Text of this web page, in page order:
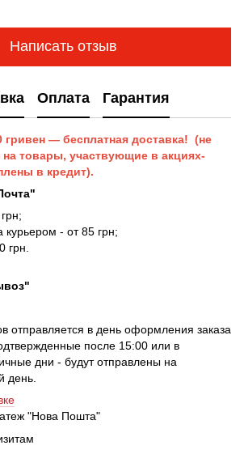
Написать отзыв
Оплата Гарантия
гривен — бесплатная доставка! (не
на товары, участвующие в акциях-
в кредит).
курьером - от 85 грн;
грн.
отправляется в день оформления заказа
после 15:00 или в
дни - будут отправлены на
день.
"Нова Пошта"